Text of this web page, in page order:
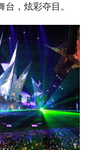
台，炫彩夺目。